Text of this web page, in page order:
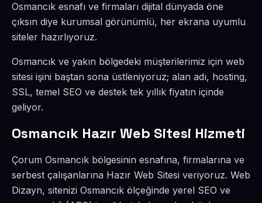
Osmancık esnafı ve firmaları dijital dünyada öne
çıksın diye kurumsal görünümlü, her ekrana uyumlu
siteler hazırlıyoruz.
Osmancık ve yakın bölgedeki müşterilerimiz için web
sitesi işini baştan sona üstleniyoruz; alan adı, hosting,
SSL, temel SEO ve destek tek yıllık fiyatın içinde
geliyor.
Osmancık Hazır Web Sitesi Hizmeti
Çorum Osmancık bölgesinin esnafına, firmalarına ve
serbest çalışanlarına Hazır Web Sitesi veriyoruz. Web
Dizayn, sitenizi Osmancık ölçeğinde yerel SEO ve